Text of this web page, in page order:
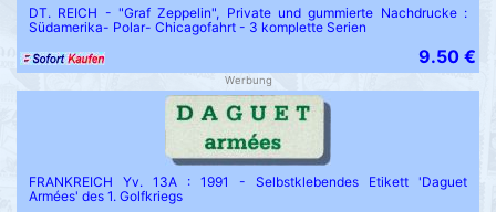
DT. REICH - "Graf Zeppelin", Private und gummierte Nachdrucke :
Südamerika- Polar- Chicagofahrt - 3 komplette Serien
9.50 €
Werbung
FRANKREICH Yv. 13A : 1991 - Selbstklebendes Etikett 'Daguet
Armées' des 1. Golfkriegs